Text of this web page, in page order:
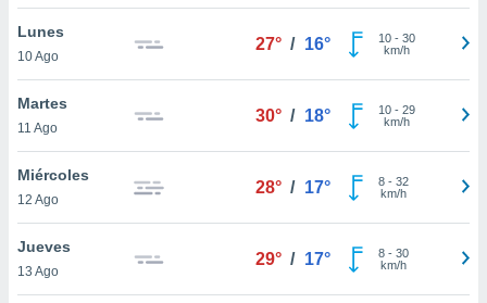
de
cookies
aceptar
Lunes
10 Ago
27° / 16° 10- 30
km/h
Martes
11 Ago
30° / 18° 10- 29
km/h
Miércoles
12 Ago
28° / 17° 8- 32
km/h
Jueves
13 Ago
29° / 17° 8- 30
km/h